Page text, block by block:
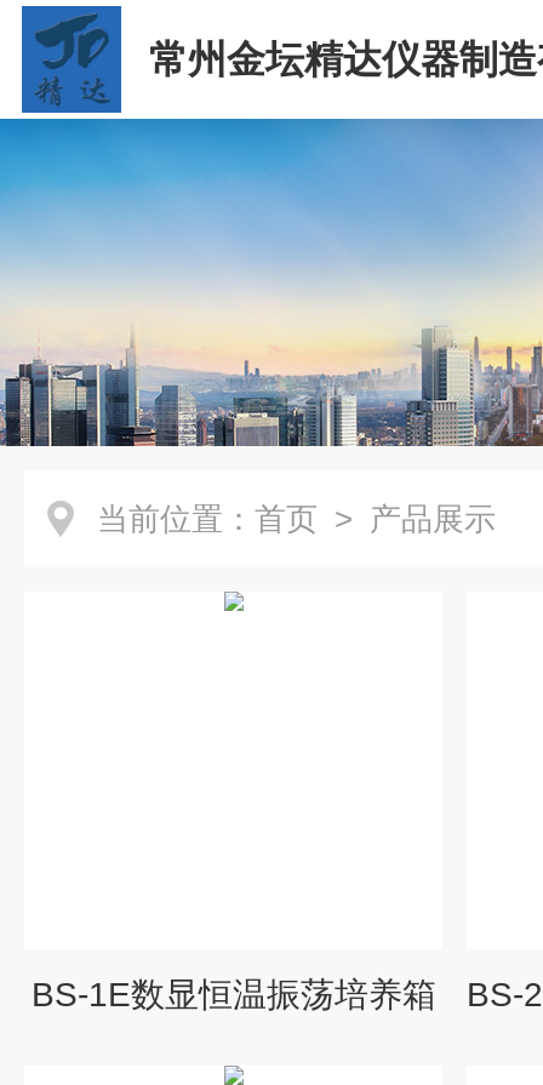
常州金坛精达仪器制
司
当前位置： 首页 > 产品展示
BS-1E数显恒温振荡培养箱